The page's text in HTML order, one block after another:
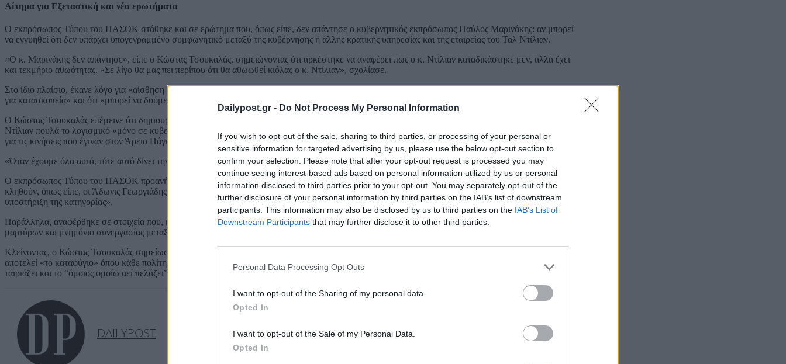
Dailypost.gr - Do Not Process My Personal Information
If you wish to opt-out of the sale, sharing to third parties, or processing of your personal or
sensitive information for targeted advertising by us, please use the below opt-out section to
confirm your selection. Please note that after your opt-out request is processed you may
continue seeing interest-based ads based on personal information utilized by us or personal
information disclosed to third parties prior to your opt-out. You may separately opt-out of the
further disclosure of your personal information by third parties on the IAB’s list of downstream
participants. This information may also be disclosed by us to third parties on the IAB’s List of
Downstream Participants that may further disclose it to other third parties.
Personal Data Processing Opt Outs
I want to opt-out of the Sharing of my personal data.
Opted In
I want to opt-out of the Sale of my Personal Data.
Opted In
Αίτημα για Εξεταστική και νέα ερωτήματα
Ο εκπρόσωπος Τύπου του ΠΑΣΟΚ στάθηκε και σε ερώτημα που, όπως είπε, δεν απάντησε ο κυβερνητικός εκπρόσωπος Παύλος Μαρινάκης: αν μπορεί
να εγγυηθεί ότι δεν υπάρχει υπογεγραμμένο συμφωνητικό μεταξύ της κυβέρνησης ή άλλης κρατικής υπηρεσίας και της εταιρείας του Ταλ Ντίλιαν.
«Ο κ. Μαρινάκης δεν απάντησε», είπε ο Κώστας Τσουκαλάς, σημειώνοντας ότι αρκέστηκε να αναφέρει πως ο κ. Ντίλιαν καταδικάστηκε μεν, αλλά έχει
και τεκμήριο αθωότητας. «Σε λίγο θα μας πει περίπου ότι θα αθωωθεί κιόλας ο κ. Ντίλιαν», σχολίασε.
Στο ίδιο πλαίσιο, έκανε λόγο για «αίσθηση μιας διαπραγμάτευσης», υποστηρίζοντας ότι στο πρώτο σκέλος της «συμφωνήθηκε ότι ο κ. Ντίλιαν δεν θα πάει
για κατασκοπεία» και ότι «μπορεί να δούμε και άλλα σκέλη να ξεδιπλώνονται».
Ο Κώστας Τσουκαλάς επέμεινε ότι δημιουργείται εντύπωση συγκάλυψης, επικαλούμενος την απόφαση του Πλημμελειοδικείου, τις αναφορές ότι ο κ.
Ντίλιαν πουλά το λογισμικό «μόνο σε κυβερνήσεις», αλλά και όσα, σύμφωνα με τον ίδιο, ανέφερε ο συνήγορος του δημοσιογράφου Θανάση Κουκάκη
για τις κινήσεις που έγιναν στον Άρειο Πάγο πριν από την αρχειοθέτηση της υπόθεσης.
«Όταν έχουμε όλα αυτά, τότε αυτό δίνει την εντύπωση συγκάλυψης», υπογράμμισε.
Ο εκπρόσωπος Τύπου του ΠΑΣΟΚ προανήγγειλε ότι η Χαριλάου Τρικούπη θα καταθέσει αίτημα για τη σύσταση Εξεταστικής Επιτροπής, ώστε να
κληθούν, όπως είπε, οι Άδωνις Γεωργιάδης, Κωστής Χατζηδάκης και Νίκος Δένδιας «να συνδράμουν ως μάρτυρες, αφού δεν παραστάθηκαν προς
υποστήριξη της κατηγορίας».
Παράλληλα, αναφέρθηκε σε στοιχεία που, κατά τον ίδιο, προέκυψαν κατά την ακροαματική διαδικασία, όπως έγγραφα της Εθνικής Τράπεζας, καταθέσεις
μαρτύρων και μνημόνιο συνεργασίας μεταξύ της ΕΥΠ και της αντίστοιχης υπηρεσίας της Βόρειας Μακεδονίας, με συνεργάτη την Intellexa.
Κλείνοντας, ο Κώστας Τσουκαλάς σημείωσε ότι «με όλα αυτά ο κόσμος νιώθει αδύναμος και αβοήθητος», τονίζοντας ότι η Δικαιοσύνη οφείλει να
αποτελεί «το καταφύγιο» όπου κάθε πολίτης θα μπορεί να αναζητά το δίκιο του. «Πλάι στα λεγόμενα της Νέας Δημοκρατίας ότι “ένοχος ένοχον ου ποιεί”,
ταιριάζει και το “όμοιος ομοίω αεί πελάζει”», κατέληξε.
DAILYPOST